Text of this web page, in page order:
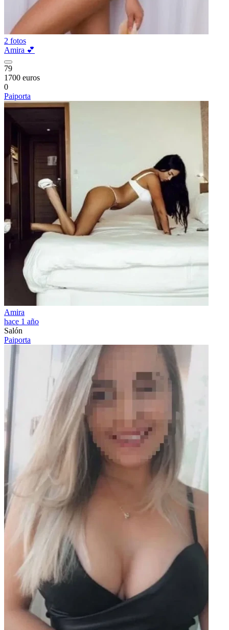
2 fotos
Amira 💕
79
1700 euros
0
Paiporta
Amira
hace 1 año
Salón
Paiporta